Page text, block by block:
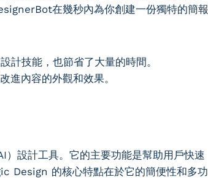
在幾秒內為你創建一份獨特的簡報
計技能，也節省了大量的時間。
進內容的外觀和效果。
設計工具。它的主要功能是幫助用戶快速
Design 的核心特點在於它的簡便性和多功